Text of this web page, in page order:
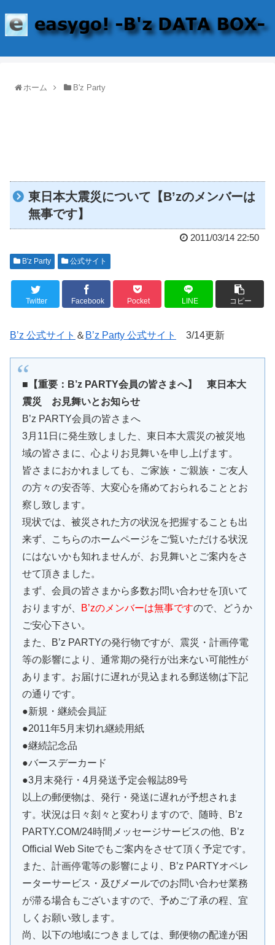
ホーム B'z Party
東日本大震災について【B’zのメンバーは
無事です】
2011/03/14 22:50
B'z Party 公式サイト
Twitter Facebook Pocket LINE コピー
B’z 公式サイト ＆ B’z Party 公式サイト 3/14更新
■【重要：B’z PARTY会員の皆さまへ】 東日本大
震災 お見舞いとお知らせ
B’z PARTY会員の皆さまへ
3月11日に発生致しました、東日本大震災の被災地
域の皆さまに、心よりお見舞いを申し上げます。
皆さまにおかれましても、ご家族・ご親族・ご友人
の方々の安否等、大変心を痛めておられることとお
察し致します。
現状では、被災された方の状況を把握することも出
来ず、こちらのホームページをご覧いただける状況
にはないかも知れませんが、お見舞いとご案内をさ
せて頂きました。
まず、会員の皆さまから多数お問い合わせを頂いて
おりますが、
B’zのメンバーは無事ですので、どうか
ご安心下さい。
また、B’z PARTYの発行物ですが、震災・計画停電
等の影響により、通常期の発行が出来ない可能性が
あります。お届けに遅れが見込まれる郵送物は下記
の通りです。
●新規・継続会員証
●2011年5月末切れ継続用紙
●継続記念品
●バースデーカード
●3月末発行・4月発送予定会報誌89号
以上の郵便物は、発行・発送に遅れが予想されま
す。状況は日々刻々と変わりますので、随時、B’z
PARTY.COM/24時間メッセージサービスの他、B’z
Official Web Siteでもご案内をさせて頂く予定です。
また、計画停電等の影響により、B’z PARTYオペレ
ーターサービス・及びメールでのお問い合わせ業務
が滞る場合もございますので、予めご了承の程、宜
しくお願い致します。
尚、以下の地域につきましては、郵便物の配達が困